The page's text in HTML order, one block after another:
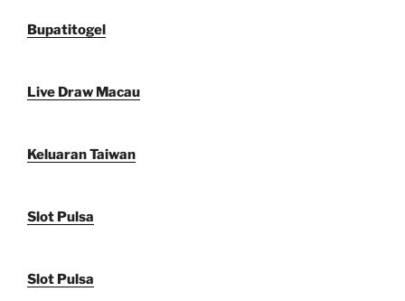
Bupatitogel
Live Draw Macau
Keluaran Taiwan
Slot Pulsa
Slot Pulsa